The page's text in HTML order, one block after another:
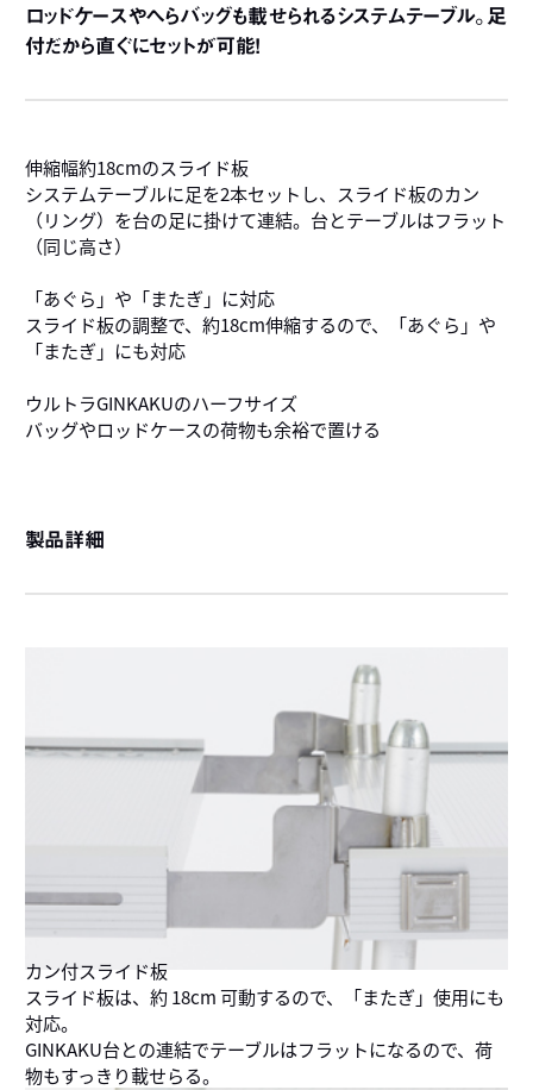
ロッドケースやへらバッグも載せられるシステムテーブル。足
付だから直ぐにセットが可能！
伸縮幅約18cmのスライド板
システムテーブルに足を2本セットし、スライド板のカン
（リング）を台の足に掛けて連結。台とテーブルはフラット
（同じ高さ）
「あぐら」や「またぎ」に対応
スライド板の調整で、約18cm伸縮するので、「あぐら」や
「またぎ」にも対応
ウルトラGINKAKUのハーフサイズ
バッグやロッドケースの荷物も余裕で置ける
製品詳細
カン付スライド板
スライド板は、約 18cm 可動するので、「またぎ」使用にも
対応。
GINKAKU台との連結でテーブルはフラットになるので、荷
物もすっきり載せらる。